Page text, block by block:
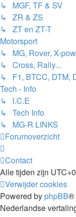
↳ MGF, TF & SV
↳ ZR & ZS
↳ ZT en ZT-T
Motorsport
↳ MG, Rover, X-
↳ Cross, Rally...
↳ F1, BTCC, DTM,
Tech - Info
↳ I.C.E
↳ Tech Info
↳ MG-R LINKS
Forumoverzicht
Contact
Alle tijden zijn
Verwijder cookies
Powered by phpBB®
Nederlandse